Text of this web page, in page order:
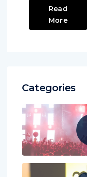
Read
More
Categories